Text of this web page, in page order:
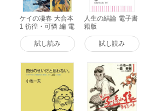
ケイの凄春 大合本
1 彷徨・可憐 編 電
子書籍版
試し読み
人生の結論 電子書
籍版
試し読み